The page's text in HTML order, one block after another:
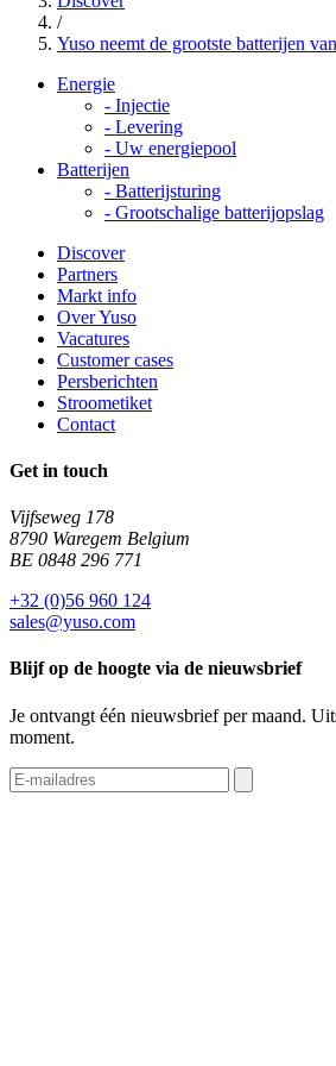
/
Yuso neemt de grootste batterijen
Energie
- Injectie
- Levering
- Uw energiepool
Batterijen
- Batterijsturing
- Grootschalige batterijopslag
Discover
Partners
Markt info
Over Yuso
Vacatures
Customer cases
Persberichten
Stroometiket
Contact
Get in touch
Vijfseweg 178
8790 Waregem Belgium
BE 0848 296 771
+32 (0)56 960 124
sales@yuso.com
Blijf op de hoogte via de nieuwsbrief
Je ontvangt één nieuwsbrief per maand.
moment.